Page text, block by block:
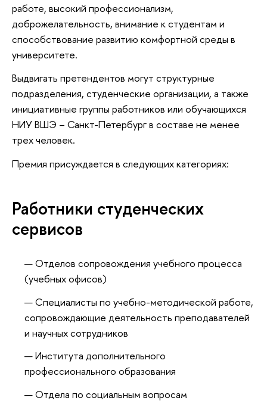
работе, высокий профессионализм,
доброжелательность, внимание к студентам и
способствование развитию комфортной среды в
университете.
Выдвигать претендентов могут структурные
подразделения, студенческие организации, а также
инициативные группы работников или обучающихся
НИУ ВШЭ – Санкт-Петербург в составе не менее
трех человек.
Премия присуждается в следующих категориях:
Работники студенческих
сервисов
Отделов сопровождения учебного процесса
(учебных офисов)
Специалисты по учебно-методической работе,
сопровождающие деятельность преподавателей
и научных сотрудников
Института дополнительного
профессионального образования
Отдела по социальным вопросам